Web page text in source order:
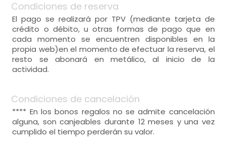
Condiciones de reserva
El pago se realizará por TPV (mediante tarjeta de
crédito o débito, u otras formas de pago que en
cada momento se encuentren disponibles en la
propia web)en el momento de efectuar la reserva, el
resto se abonará en metálico, al inicio de la
actividad.
Condiciones de cancelación
**** En los bonos regalos no se admite cancelación
alguna, son canjeables durante 12 meses y una vez
cumplido el tiempo perderán su valor.